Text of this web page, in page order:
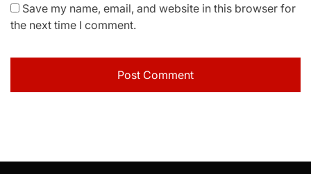
Save my name, email, and website in this browser for
the next time I comment.